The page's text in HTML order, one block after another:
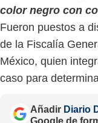
color negro con
Fueron puestos a
de la Fiscalía
México, quien
caso para
Añadir Diario
Google de